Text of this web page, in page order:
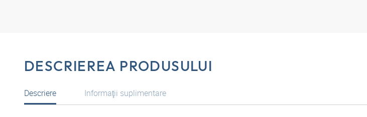
DESCRIEREA PRODUSULUI
Descriere Informaţii suplimentare